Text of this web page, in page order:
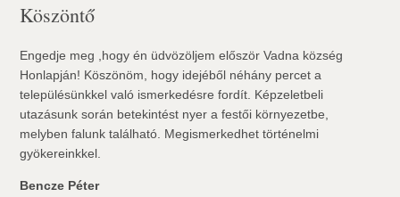
Köszöntő
Engedje meg ,hogy én üdvözöljem először Vadna község
Honlapján! Köszönöm, hogy idejéből néhány percet a
településünkkel való ismerkedésre fordít. Képzeletbeli
utazásunk során betekintést nyer a festői környezetbe,
melyben falunk található. Megismerkedhet történelmi
gyökereinkkel.
Bencze Péter